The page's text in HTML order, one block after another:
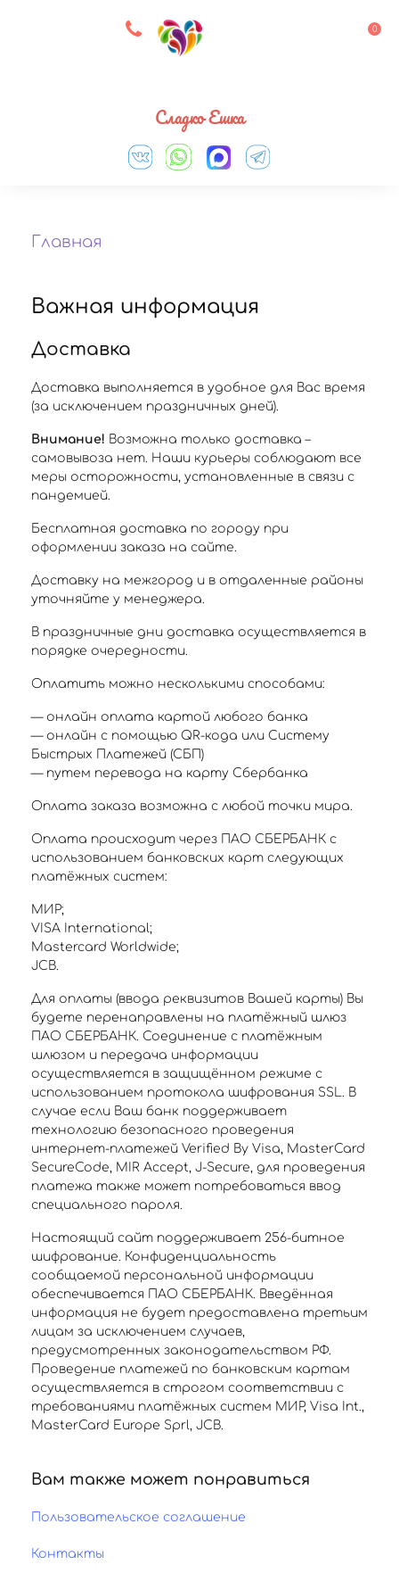
8 927 083 33 05 0
Сладко Ешка
Главная
Важная информация
Доставка
Доставка выполняется в удобное для Вас время
(за исключением праздничных дней).
Внимание! Возможна только доставка –
самовывоза нет. Наши курьеры соблюдают все
меры осторожности, установленные в связи с
пандемией.
Бесплатная доставка по городу при
оформлении заказа на сайте.
Доставку на межгород и в отдаленные районы
уточняйте у менеджера.
В праздничные дни доставка осуществляется в
порядке очередности.
Оплатить можно несколькими способами:
— онлайн оплата картой любого банка
— онлайн с помощью QR-кода или Систему
Быстрых Платежей (СБП)
— путем перевода на карту Сбербанка
Оплата заказа возможна с любой точки мира.
Оплата происходит через ПАО СБЕРБАНК с
использованием банковских карт следующих
платёжных систем:
МИР;
VISA International;
Mastercard Worldwide;
JCB.
Для оплаты (ввода реквизитов Вашей карты) Вы
будете перенаправлены на платёжный шлюз
ПАО СБЕРБАНК. Соединение с платёжным
шлюзом и передача информации
осуществляется в защищённом режиме с
использованием протокола шифрования SSL. В
случае если Ваш банк поддерживает
технологию безопасного проведения
интернет-платежей Verified By Visa, MasterCard
SecureCode, MIR Accept, J-Secure, для проведения
платежа также может потребоваться ввод
специального пароля.
Настоящий сайт поддерживает 256-битное
шифрование. Конфиденциальность
сообщаемой персональной информации
обеспечивается ПАО СБЕРБАНК. Введённая
информация не будет предоставлена третьим
лицам за исключением случаев,
предусмотренных законодательством РФ.
Проведение платежей по банковским картам
осуществляется в строгом соответствии с
требованиями платёжных систем МИР, Visa Int.,
MasterCard Europe Sprl, JCB.
Вам также может понравиться
Пользовательское соглашение
Контакты